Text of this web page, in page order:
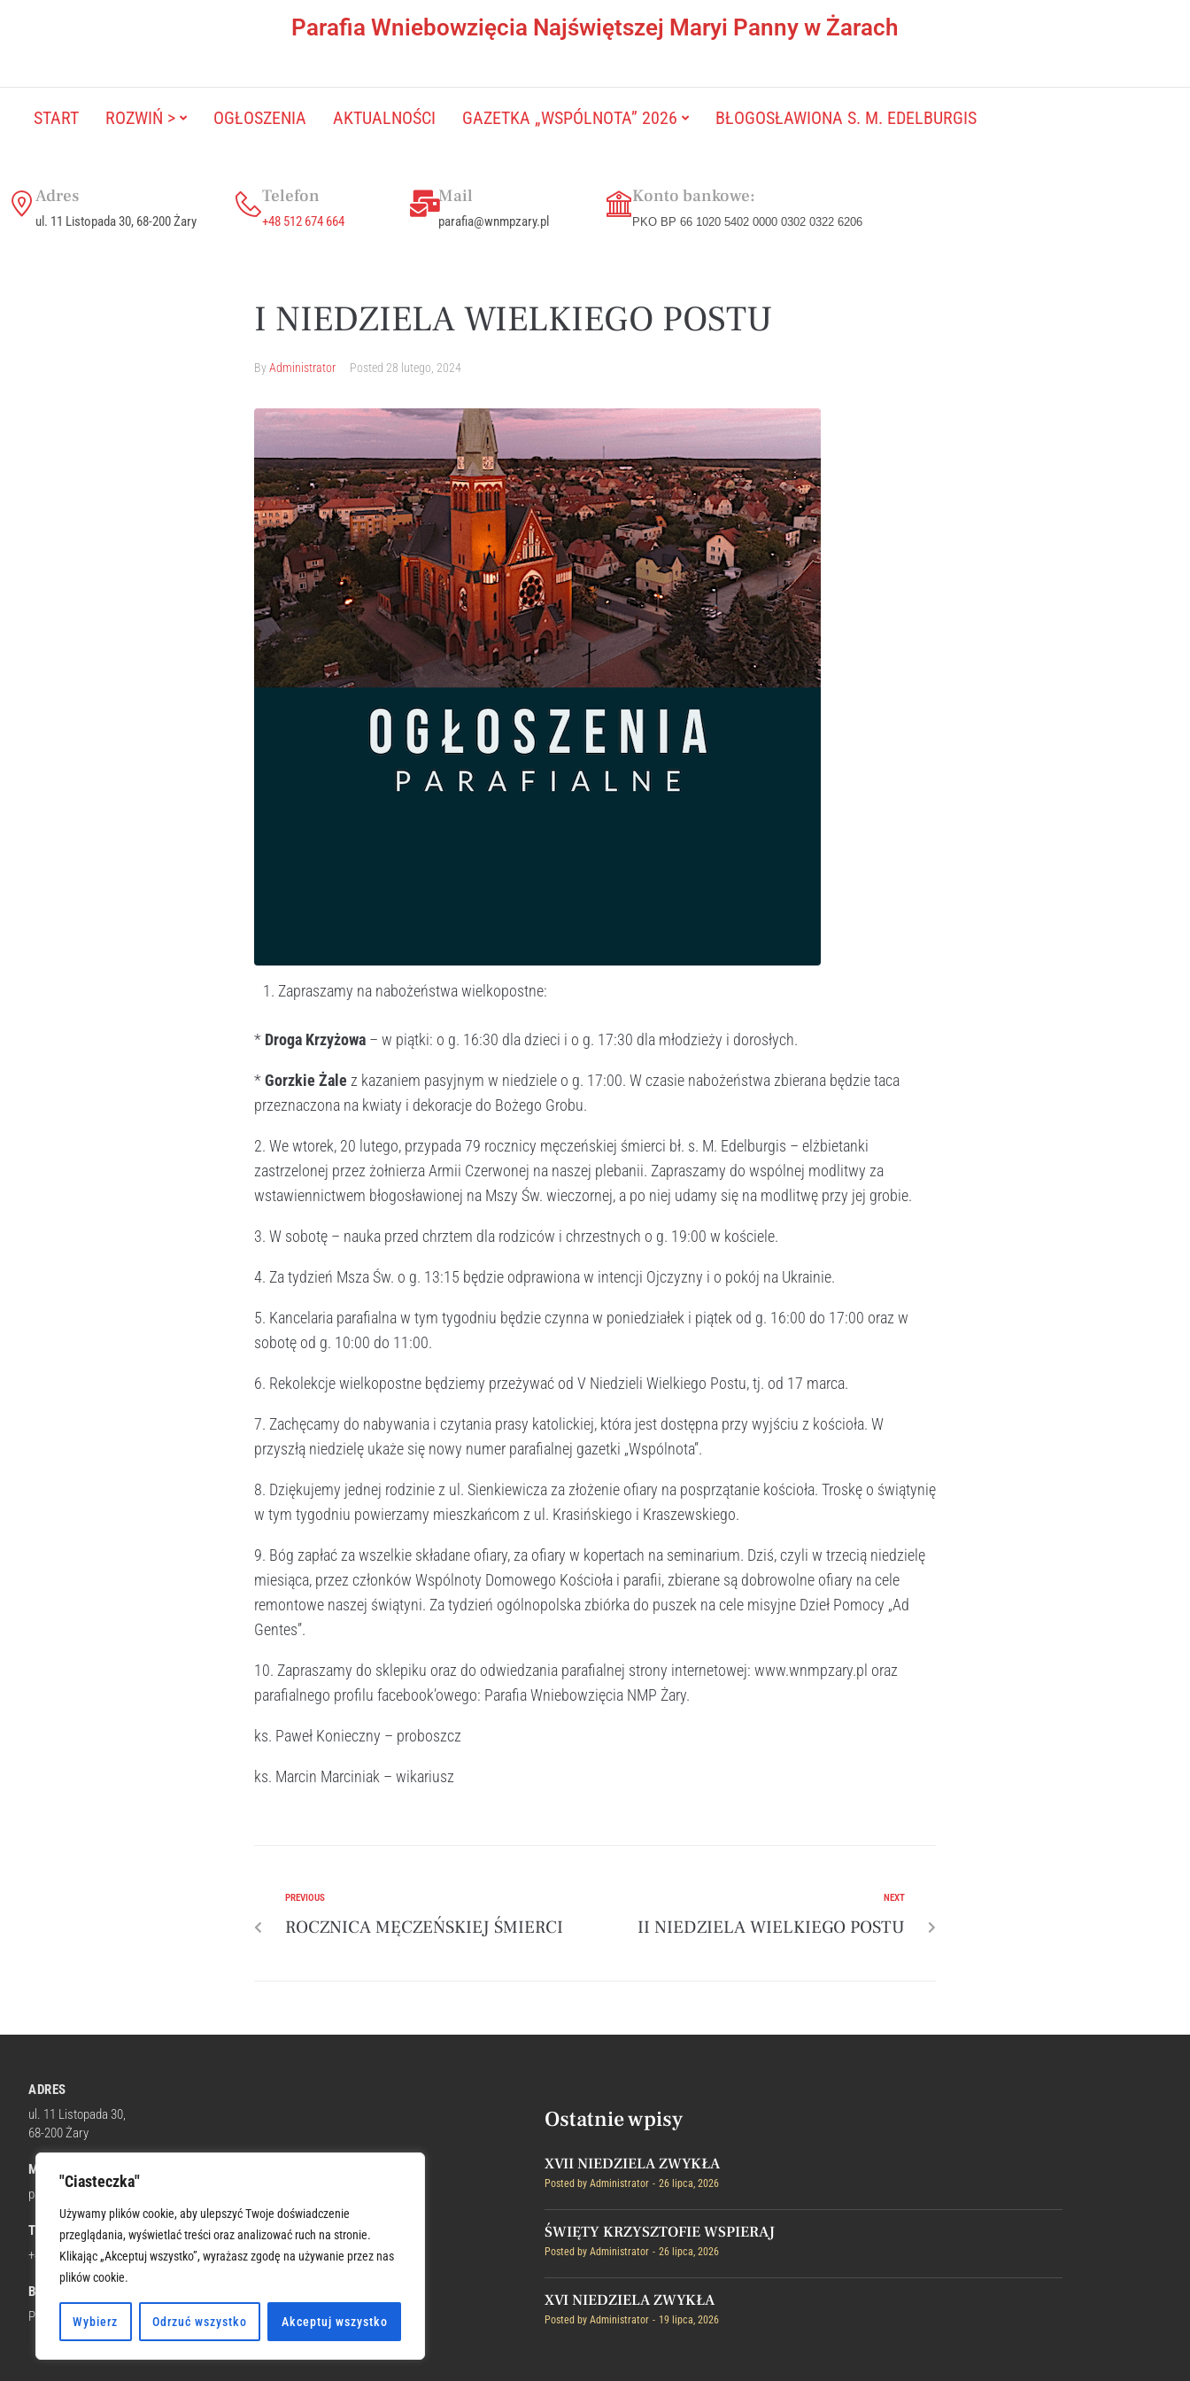
"Ciasteczka"
Używamy plików cookie, aby ulepszyć Twoje doświadczenie
przeglądania, wyświetlać treści oraz analizować ruch na stronie.
Klikając „Akceptuj wszystko”, wyrażasz zgodę na używanie przez nas
plików cookie.
Wybierz Odrzuć wszystko Akceptuj wszystko
Parafia Wniebowzięcia Najświętszej Maryi Panny w Żarach
START ROZWIŃ > OGŁOSZENIA AKTUALNOŚCI GAZETKA „WSPÓLNOTA” 2026 BŁOGOSŁAWIONA S. M. EDELBURGIS
Adres
ul. 11 Listopada 30, 68-200 Żary
Telefon
+48 512 674 664
Mail
parafia@wnmpzary.pl
Konto bankowe:
PKO BP 66 1020 5402 0000 0302 0322 6206
I NIEDZIELA WIELKIEGO POSTU
ByAdministrator Posted 28 lutego, 2024
Zapraszamy na nabożeństwa wielkopostne:
* Droga Krzyżowa – w piątki: o g. 16:30 dla dzieci i o g. 17:30 dla młodzieży i dorosłych.
*Gorzkie Żale z kazaniem pasyjnym w niedziele o g. 17:00. W czasie nabożeństwa zbierana będzie taca
przeznaczona na kwiaty i dekoracje do Bożego Grobu.
2. We wtorek, 20 lutego, przypada 79 rocznicy męczeńskiej śmierci bł. s. M. Edelburgis – elżbietanki
zastrzelonej przez żołnierza Armii Czerwonej na naszej plebanii. Zapraszamy do wspólnej modlitwy za
wstawiennictwem błogosławionej na Mszy Św. wieczornej, a po niej udamy się na modlitwę przy jej grobie.
3. W sobotę – nauka przed chrztem dla rodziców i chrzestnych o g. 19:00 w kościele.
4. Za tydzień Msza Św. o g. 13:15 będzie odprawiona w intencji Ojczyzny i o pokój na Ukrainie.
5. Kancelaria parafialna w tym tygodniu będzie czynna w poniedziałek i piątek od g. 16:00 do 17:00 oraz w
sobotę od g. 10:00 do 11:00.
6. Rekolekcje wielkopostne będziemy przeżywać od V Niedzieli Wielkiego Postu, tj. od 17 marca.
7. Zachęcamy do nabywania i czytania prasy katolickiej, która jest dostępna przy wyjściu z kościoła. W
przyszłą niedzielę ukaże się nowy numer parafialnej gazetki „Wspólnota”.
8. Dziękujemy jednej rodzinie z ul. Sienkiewicza za złożenie ofiary na posprzątanie kościoła. Troskę o świątynię
w tym tygodniu powierzamy mieszkańcom z ul. Krasińskiego i Kraszewskiego.
9. Bóg zapłać za wszelkie składane ofiary, za ofiary w kopertach na seminarium. Dziś, czyli w trzecią niedzielę
miesiąca, przez członków Wspólnoty Domowego Kościoła i parafii, zbierane są dobrowolne ofiary na cele
remontowe naszej świątyni. Za tydzień ogólnopolska zbiórka do puszek na cele misyjne Dzieł Pomocy „Ad
Gentes”.
10. Zapraszamy do sklepiku oraz do odwiedzania parafialnej strony internetowej: www.wnmpzary.pl oraz
parafialnego profilu facebook’owego: Parafia Wniebowzięcia NMP Żary.
ks. Paweł Konieczny – proboszcz
ks. Marcin Marciniak – wikariusz
PREVIOUS
ROCZNICA MĘCZEŃSKIEJ ŚMIERCI
NEXT
II NIEDZIELA WIELKIEGO POSTU
ADRES
ul. 11 Listopada 30,
68-200 Żary
MAIL
parafia@wnmpzary.pl
TELEFON KOM.
+48 512 674 664
BANK
PKO BP 66 1020 5402 0000 0302 0322 6206
Ostatnie wpisy
XVII NIEDZIELA ZWYKŁA
Posted by Administrator 26 lipca, 2026
ŚWIĘTY KRZYSZTOFIE WSPIERAJ
Posted by Administrator 26 lipca, 2026
XVI NIEDZIELA ZWYKŁA
Posted by Administrator 19 lipca, 2026